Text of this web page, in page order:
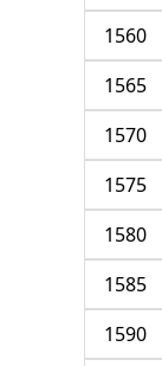
1560
1565
1570
1575
1580
1585
1590